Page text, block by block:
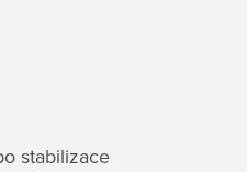
stabilizace